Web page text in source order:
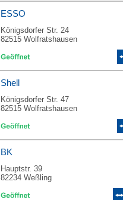
ESSO
Königsdorfer Str. 24
82515 Wolfratshausen
Shell
Königsdorfer Str. 47
82515 Wolfratshausen
BK
Hauptstr. 39
82234 Weßling